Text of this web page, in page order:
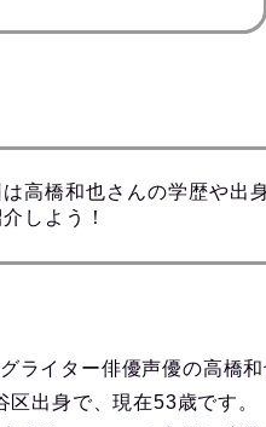
高橋和也さんの学歴や出
しよう！
ライター俳優声優の高橋和
出身で、現在53歳です。